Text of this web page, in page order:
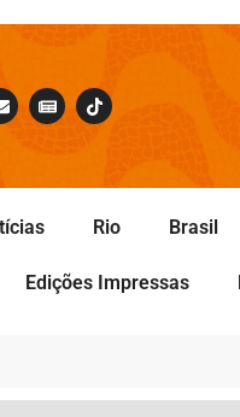
Rio Brasil
Edições Impressas